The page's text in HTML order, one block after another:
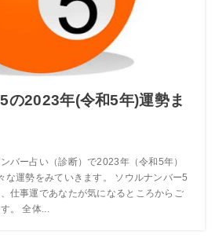
の2023年(令和5年)運勢ま
バー占い（診断）で2023年（令和5年）
な運勢をみていきます。 ソウルナンバー5
仕事運であなたが気になるところからご
。 全体...